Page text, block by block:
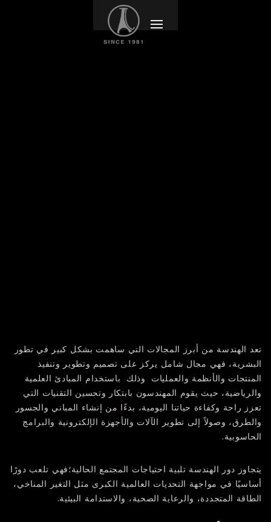
تعد الهندسة من أبرز المجالات التي ساهمت بشكل كبير في تطور
البشرية، فهي مجال شامل يركز على تصميم وتطوير وتنفيذ
المنتجات والأنظمة والعمليات وذلك باستخدام المبادئ العلمية
والرياضية، حيث يقوم المهندسون بابتكار وتحسين التقنيات التي
تعزز راحة وكفاءة حياتنا اليومية، بدءًا من إنشاء المباني والجسور
والطرق، وصولاً إلى تطوير الآلات والأجهزة الإلكترونية والبرامج
الحاسوبية.
يتجاوز دور الهندسة تلبية احتياجات المجتمع الحالية؛فهي تلعب دورًا
أساسيًا في مواجهة التحديات العالمية الكبرى مثل التغير المناخي،
الطاقة المتجددة، والرعاية الصحية، والاستدامة البيئية.